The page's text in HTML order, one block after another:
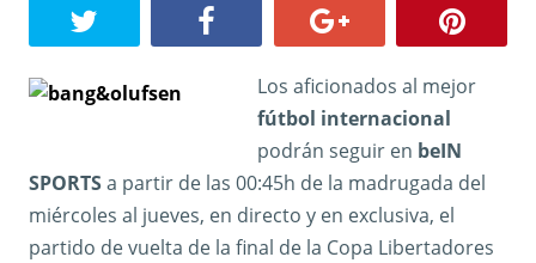
Los aficionados al mejor
fútbol internacional
podrán seguir en beIN
SPORTSa partir de las 00:45h de la madrugada del
miércoles al jueves, en directo y en exclusiva, el
partido de vuelta de la final de la Copa Libertadores